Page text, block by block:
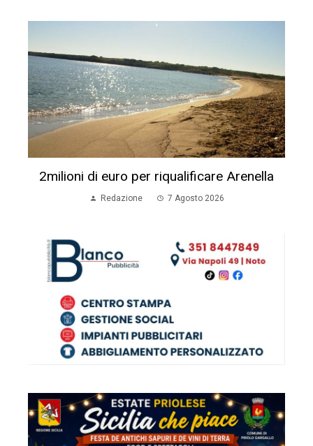
2milioni di euro per riqualificare Arenella
Redazione 7 Agosto 2026